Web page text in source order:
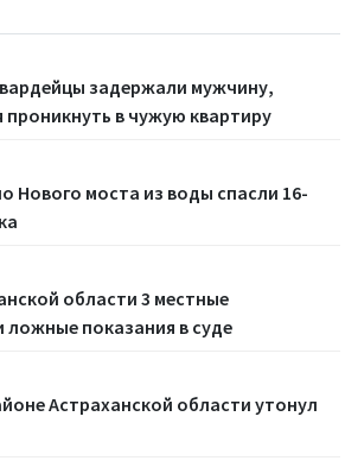
задержали мужчину,
в чужую квартиру
Нового моста из воды спасли 16-
области 3 местные
показания в суде
Астраханской области утонул